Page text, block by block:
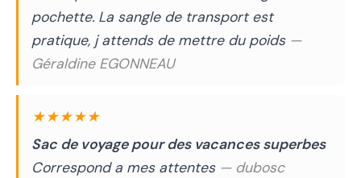
pochette. La sangle de transport est
pratique, j attends de mettre du poids —
Géraldine EGONNEAU
★★★★★
Sac de voyage pour des vacances superbes
Correspond a mes attentes — dubosc